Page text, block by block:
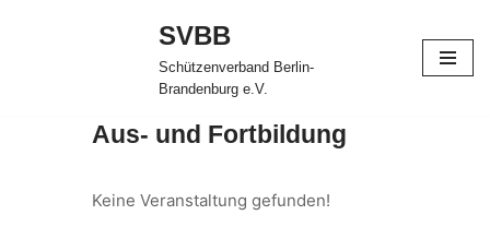
SVBB
Schützenverband Berlin-
Brandenburg e.V.
Aus- und Fortbildung
Keine Veranstaltung gefunden!